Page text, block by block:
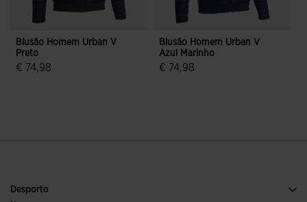
Blusão Homem Urban V
Preto
€ 74,98
Blusão Homem Urban V
Azul Marinho
€ 74,98
Desporto